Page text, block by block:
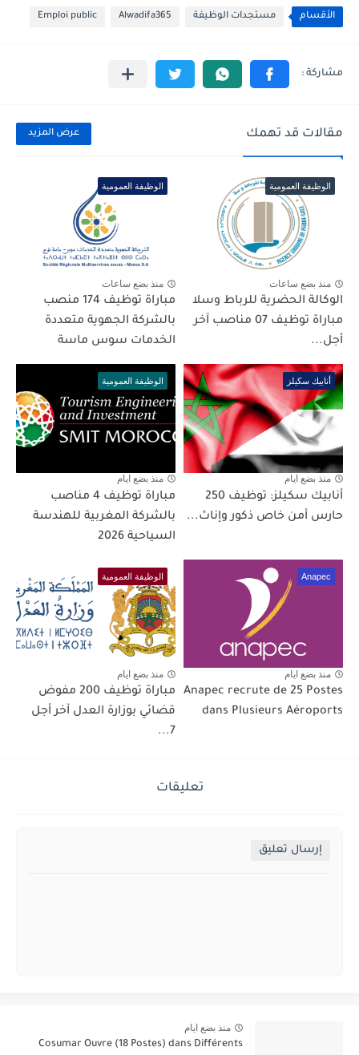
الأقسام مستجدات الوظيفة Alwadifa365
Emploi public
مقالات قد تهمك عرض المزيد
الوظيفة العمومية
منذ بضع ساعات
الوكالة الحضرية للرباط وسلا
مباراة توظيف 07 مناصب آخر
أجل...
الوظيفة العمومية
منذ بضع ساعات
مباراة توظيف 174 منصب
بالشركة الجهوية متعددة
الخدمات سوس ماسة
أنابيك سكيلز
منذ بضع ايام
أنابيك سكيلز: توظيف 250
حارس أمن خاص ذكور وإناث...
الوظيفة العمومية
منذ بضع ايام
مباراة توظيف 4 مناصب
بالشركة المغربية للهندسة
السياحية 2026
Anapec
منذ بضع ايام
Anapec recrute de 25 Postes
dans Plusieurs Aéroports
الوظيفة العمومية
منذ بضع ايام
مباراة توظيف 200 مفوض
قضائي بوزارة العدل آخر أجل
7...
تعليقات
إرسال تعليق
منذ بضع ايام
Cosumar Ouvre (18 Postes) dans Différents